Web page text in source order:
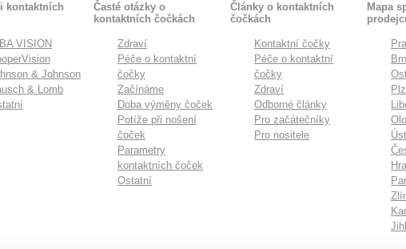
kontaktních
VISION
& Johnson
& Lomb
Časté otázky o
kontaktních čočkách
Zdraví
Péče o kontaktní
čočky
Začínáme
Doba výměny čoček
Potíže při nošení
čoček
Parametry
kontaktních čoček
Ostatní
Články o kontaktních
čočkách
Kontaktní čočky
Péče o kontaktní
čočky
Zdraví
Odborné články
Pro začátečníky
Pro nositele
Mapa